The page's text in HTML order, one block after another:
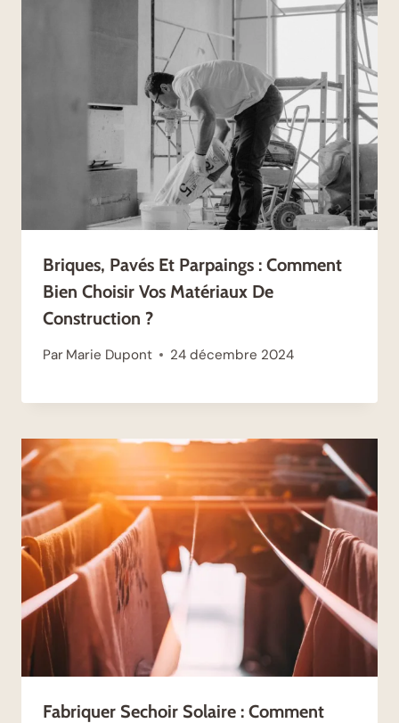
Briques, Pavés Et Parpaings : Comment
Bien Choisir Vos Matériaux De
Construction ?
Par Marie Dupont 24 décembre 2024
Fabriquer Sechoir Solaire : Comment